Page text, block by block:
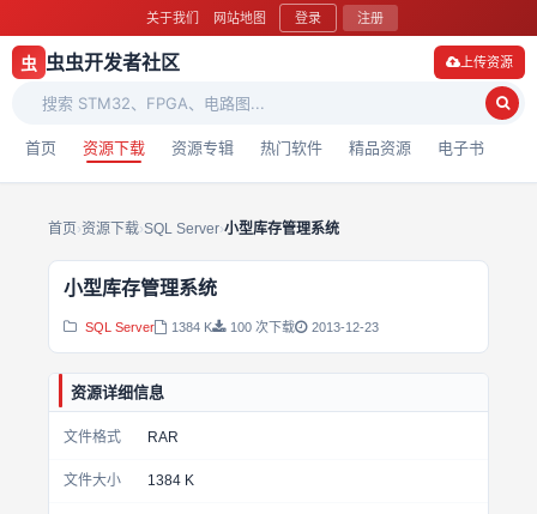
关于我们 网站地图 登录 注册
虫 虫虫开发者社区
首页 资源下载 资源专辑 热门软件 精品资源 电子书
上传资源
首页›资源下载›SQL Server›小型库存管理系统
小型库存管理系统
SQL Server 1384 K 100 次下载 2013-12-23
资源详细信息
文件格式 RAR
文件大小 1384 K